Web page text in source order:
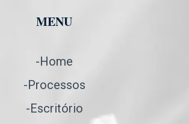
MENU
-Home
-Processos
-Escritório